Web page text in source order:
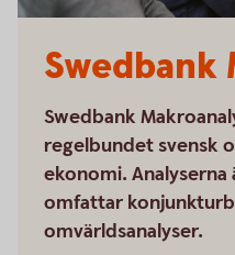
Swedbank
Swedbank
regelbundet svensk
ekonomi.
omfattar
omvärldsanalyser.